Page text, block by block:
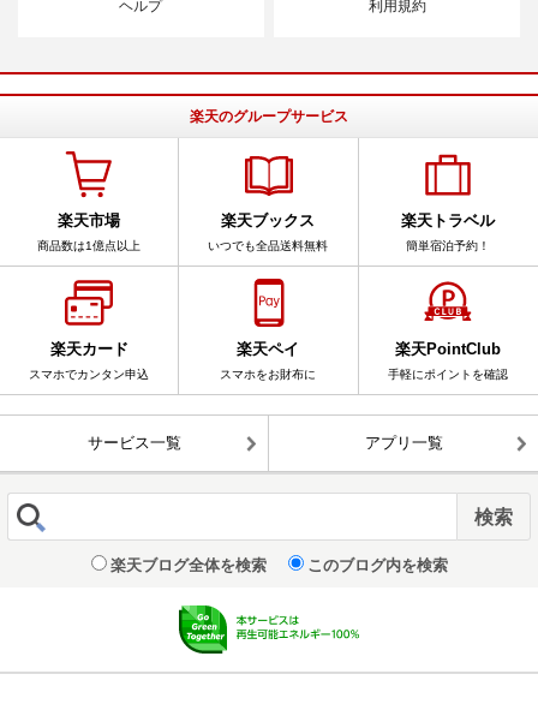
ヘルプ 利用規約
楽天のグループサービス
楽天市場
商品数は1億点以上
楽天ブックス
いつでも全品送料無料
楽天トラベル
簡単宿泊予約！
楽天カード
スマホでカンタン申込
楽天ペイ
スマホをお財布に
楽天PointClub
手軽にポイントを確認
サービス一覧 アプリ一覧
楽天ブログ全体を検索 このブログ内を検索